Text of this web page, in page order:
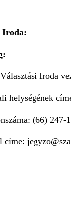
Iroda:
Iroda
helységének
(66) 247-
címe: